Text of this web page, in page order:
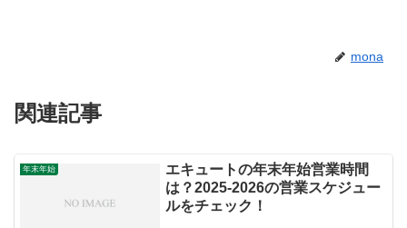
mona
関連記事
年末年始
エキュートの年末年始営業時間
は？2025-2026の営業スケジュー
ルをチェック！